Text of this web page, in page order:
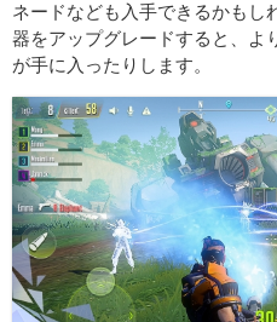
ネードなども入手できるかもし
器をアップグレードすると、よ
が手に入ったりします。